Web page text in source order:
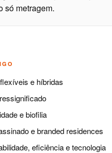
só metragem.
e híbridas
e biofilia
e branded residences
eficiência e tecnologia